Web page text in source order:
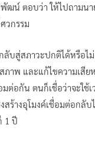
ฒน์ ตอบว่า ให้ไปถามนา
วกรรม
บสู่สภาวะปกติได้หรือไ
ภาพ และแก้ไขความเสีย
ต่อกัน ตนก็เชื่อว่าจะใช้เ
สร้างอุโมงค์เชื่อมต่อกลับ
1 ปี